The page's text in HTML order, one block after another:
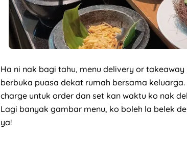
Ha ni nak bagi tahu, menu delivery or
berbuka puasa dekat rumah bersama
charge untuk order dan set kan waktu ko nak
Lagi banyak gambar menu, ko boleh la belek
ya!